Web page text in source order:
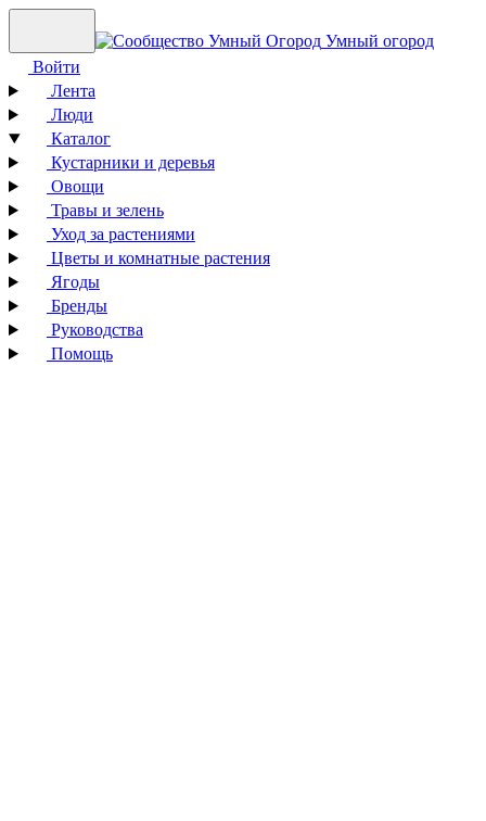
Умный огород
Войти
Лента
Люди
Каталог
Кустарники и деревья
Овощи
Травы и зелень
Уход за растениями
Цветы и комнатные растения
Ягоды
Бренды
Руководства
Помощь